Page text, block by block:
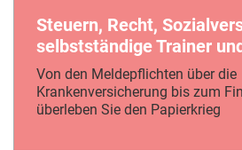
Steuern, Recht,
selbstständige Trainer
Von den Meldepflichten über die
Krankenversicherung bis zum
überleben Sie den Papierkrieg